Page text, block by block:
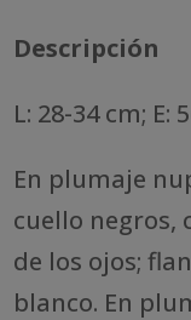
Descripción
L: 28-34 cm; E:
En plumaje
cuello negros,
de los ojos;
blanco. En